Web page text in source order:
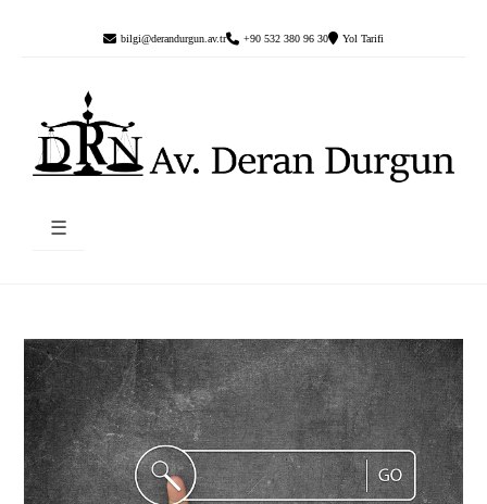
bilgi@derandurgun.av.tr +90 532 380 96 30 Yol Tarifi
☰